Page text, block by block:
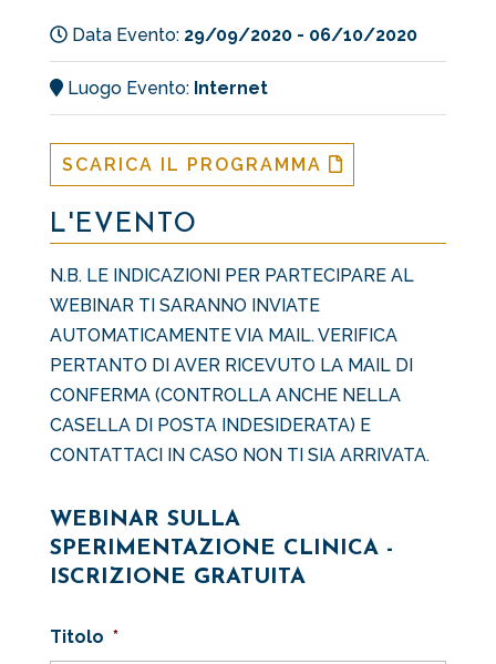
Data Evento: 29/09/2020 - 06/10/2020
Luogo Evento: Internet
SCARICA IL PROGRAMMA
L'EVENTO
N.B. LE INDICAZIONI PER PARTECIPARE AL
WEBINAR TI SARANNO INVIATE
AUTOMATICAMENTE VIA MAIL. VERIFICA
PERTANTO DI AVER RICEVUTO LA MAIL DI
CONFERMA (CONTROLLA ANCHE NELLA
CASELLA DI POSTA INDESIDERATA) E
CONTATTACI IN CASO NON TI SIA ARRIVATA.
WEBINAR SULLA
SPERIMENTAZIONE CLINICA -
ISCRIZIONE GRATUITA
Titolo *